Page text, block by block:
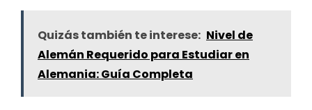
Quizás también te interese: Nivel de
Alemán Requerido para Estudiar en
Alemania: Guía Completa